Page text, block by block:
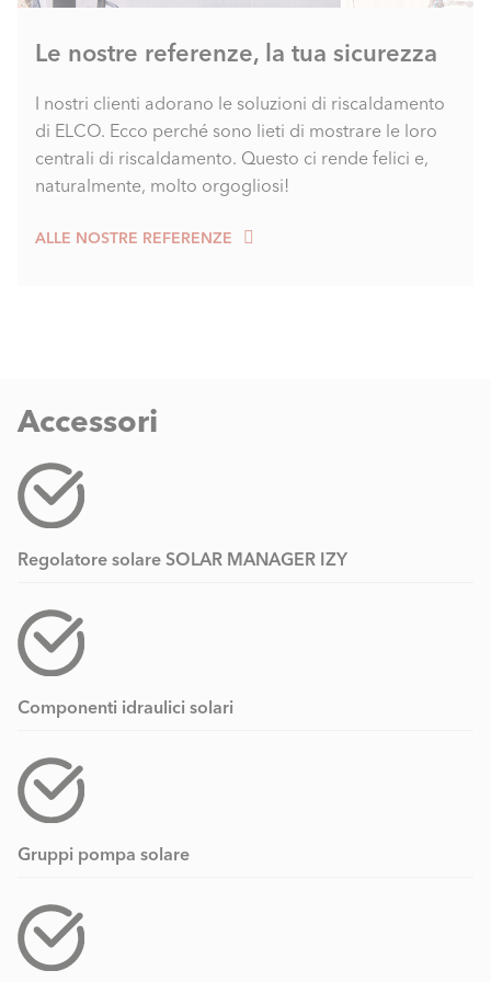
Le nostre referenze, la tua sicurezza
I nostri clienti adorano le soluzioni di riscaldamento
di ELCO. Ecco perché sono lieti di mostrare le loro
centrali di riscaldamento. Questo ci rende felici e,
naturalmente, molto orgogliosi!
ALLE NOSTRE REFERENZE
Accessori
Regolatore solare SOLAR MANAGER IZY
Componenti idraulici solari
Gruppi pompa solare